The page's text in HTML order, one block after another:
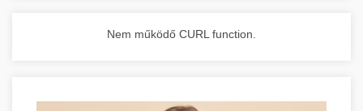
Nem működő CURL function.